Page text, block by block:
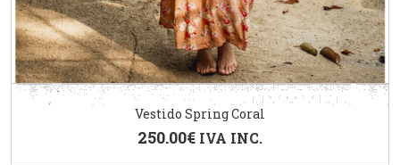
Vestido Spring Coral
250.00€ IVA INC.